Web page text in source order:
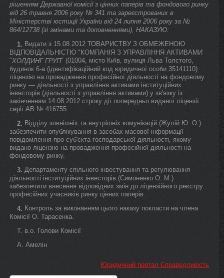
рішенням Державної комісії з цінних паперів та фондового ринку
від 26 травня 2006 року № 341 та зареєстрованих в
Міністерстві юстиції України від 24 липня 2006 року за №
864/12738 (зі змінами та доповненнями), НАКАЗУЮ:
1. Видати з 15.08.2012 ТОВАРИСТВУ З ОБМЕЖЕНОЮ
ВІДПОВІДАЛЬНІСТЮ "КОМПАНІЯ З УПРАВЛІННЯ АКТИВАМИ
"ХОЛДИНГ ГРУП" (01004, місто Київ, вулиця Льва Толстого,
будинок 6-а (ідентифікаційний код юридичної особи 35141110)
ліцензію на провадження професійної діяльності на фондовому
ринку — діяльності з управління активами інституційних
інвесторів (діяльності з управління активами) у зв'язку із
закінченням 14.08.2012 строку дії попередньо виданої ліцензії
серії АВ № 416755.
2. Відділу зовнішніх та внутрішніх комунікацій (Жулій Ю. О.)
забезпечити опублікування в засобах масової інформації
повідомлення про суб'єкта господарської діяльності, якому
видано ліцензію на провадження професійної діяльності на
фондовому ринку.
3. Департаменту спільного інвестування та регулювання
діяльності інституційних інвесторів (Симоненко О. М.)
забезпечити внесення відповідних змін до ліцензійного реєстру
професійних учасників ринку цінних паперів.
4. Контроль за виконанням цього наказу покласти на члена
Комісії О. Тарасенка.
Т. в.о. Голови Комісії
А. Амелін
Юридичний портал Справедливість